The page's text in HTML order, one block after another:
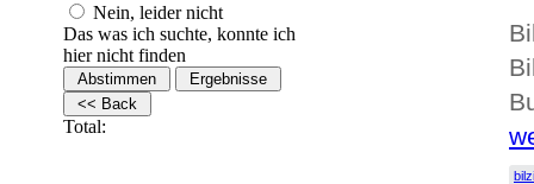
Nein, leider nicht
Das was ich suchte, konnte ich
hier nicht finden
Total: